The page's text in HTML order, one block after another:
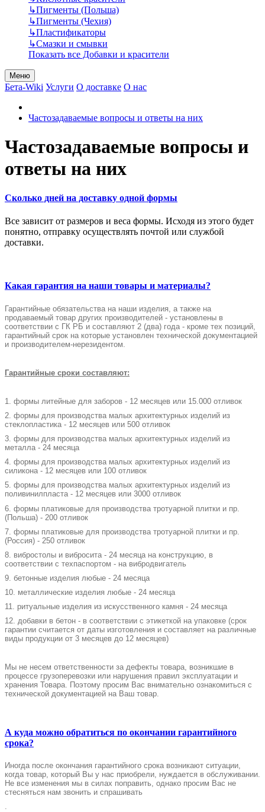
↳Пигменты (Польша)
↳Пигменты (Чехия)
↳Пластификаторы
↳Смазки и смывки
Показать все Добавки и красители
Меню
Бета-Wiki Услуги О доставке О нас
Частозадаваемые вопросы и ответы на них
Частозадаваемые вопросы и
ответы на них
Сколько дней на доставку одной формы
Все зависит от размеров и веса формы. Исходя из этого будет
понятно, отправку осуществлять почтой или службой
доставки.
Какая гарантия на наши товары и материалы?
Гарантийные обязательства на наши изделия, а также на
продаваемый товар других производителей - установлены в
соответствии с ГК РБ и составляют 2 (два) года - кроме тех позиций,
гарантийный срок на которые установлен технической документацией
и производителем-нерезидентом.
Гарантийные сроки составляют:
1. формы литейные для заборов - 12 месяцев или 15.000 отливок
2. формы для производства малых архитектурных изделий из
стеклопластика - 12 месяцев или 500 отливок
3. формы для производства малых архитектурных изделий из
металла - 24 месяца
4. формы для производства малых архитектурных изделий из
силикона - 12 месяцев или 100 отливок
5. формы для производства малых архитектурных изделий из
поливинилпласта - 12 месяцев или 3000 отливок
6. формы платиковые для производства тротуарной плитки и пр.
(Польша) - 200 отливок
7. формы платиковые для производства тротуарной плитки и пр.
(Россия) - 250 отливок
8. вибростолы и вибросита - 24 месяца на конструкцию, в
соответствии с техпаспортом - на вибродвигатель
9. бетонные изделия любые - 24 месяца
10. металлические изделия любые - 24 месяца
11. ритуальные изделия из искусственного камня - 24 месяца
12. добавки в бетон - в соответствии с этикеткой на упаковке (срок
гарантии считается от даты изготовления и составляет на различные
виды продукции от 3 месяцев до 12 месяцев)
Мы не несем ответственности за дефекты товара, возникшие в
процессе грузоперевозки или нарушения правил эксплуатации и
хранения Товара. Поэтому просим Вас внимательно ознакомиться с
технической документацией на Ваш товар.
А куда можно обратиться по окончании гарантийного
срока?
Иногда после окончания гарантийного срока возникают ситуации,
когда товар, который Вы у нас приобрели, нуждается в обслуживании.
Не все изменения мы в силах поправить, однако просим Вас не
стесняться нам звонить и спрашивать